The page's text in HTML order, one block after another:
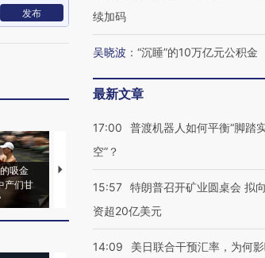
发布
吸金
产们甘
马航飞行员跨国走私7万
粒摇头丸 尿检体内含3种
视线｜被称为“蟑
度Z世代 用街头抗
续加码
吴晓波 ： “沉睡”的10万亿元公积金
最新文章
17:00
普渡机器人如何平衡“脚踏
空”？
15:57 特朗普召开矿业圆桌会 拟
资超20亿美元
14:09 美日联合干预汇率，为何